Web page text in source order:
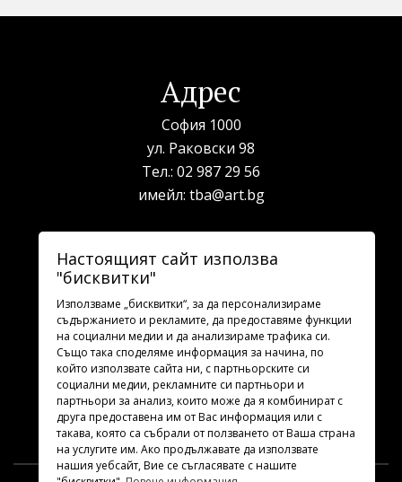
Адрес
София 1000
ул. Раковски 98
Тел.: 02 987 29 56
имейл: tba@art.bg
Билетна каса
телефон:
рабoтно време: 10:00 - 19:30
Последвайте ни
Настоящият сайт използва
"бисквитки"
Използваме „бисквитки“, за да персонализираме
съдържанието и рекламите, да предоставяме функции
на социални медии и да анализираме трафика си.
Също така споделяме информация за начина, по
който използвате сайта ни, с партньорските си
социални медии, рекламните си партньори и
партньори за анализ, които може да я комбинират с
друга предоставена им от Вас информация или с
такава, която са събрали от ползването от Ваша страна
на услугите им. Ако продължавате да използвате
нашия уебсайт, Вие се съгласявате с нашите